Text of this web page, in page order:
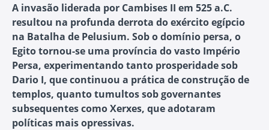
A invasão liderada por Cambises II em 525 a.C.
resultou na profunda derrota do exército egípcio
na Batalha de Pelusium. Sob o domínio persa, o
Egito tornou-se uma província do vasto Império
Persa, experimentando tanto prosperidade sob
Dario I, que continuou a prática de construção de
templos, quanto tumultos sob governantes
subsequentes como Xerxes, que adotaram
políticas mais opressivas.